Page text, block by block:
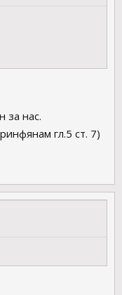
за нас.
гл.5 ст. 7)​